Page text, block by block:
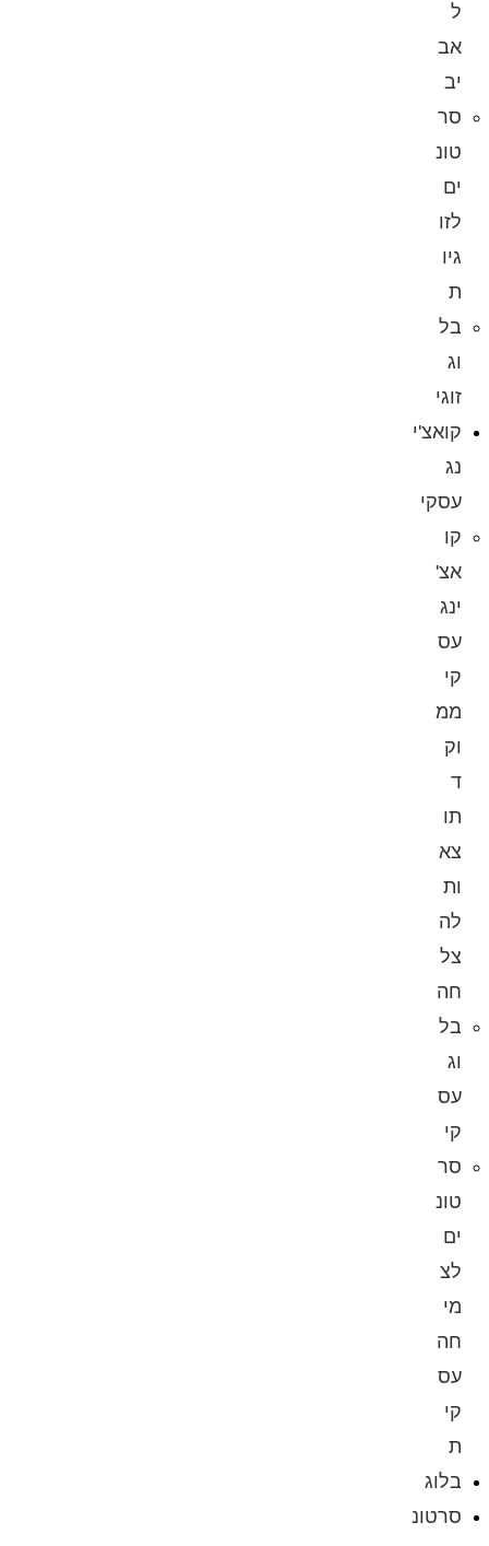
ל
אב
יב
סר
טונ
ים
לזו
גיו
ת
בל
וג
זוגי
קואצ'י
נג
עסקי
קו
אצ'
ינג
עס
קי
ממ
וק
ד
תו
צא
ות
לה
צל
חה
בל
וג
עס
קי
סר
טונ
ים
לצ
מי
חה
עס
קי
ת
בלוג
סרטונ